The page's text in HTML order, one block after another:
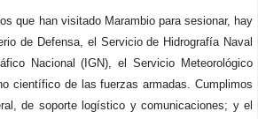
que han visitado Marambio para sesionar, hay
de Defensa, el Servicio de Hidrografía Naval
Nacional (IGN), el Servicio Meteorológico
científico de las fuerzas armadas. Cumplimos
de soporte logístico y comunicaciones; y el